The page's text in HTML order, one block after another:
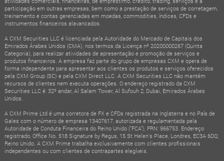
participação em outras empresas, bem como a prestação de serviços de corretagem,
treinamento e contas gerenciadas em moedas, commodities, índices, CFDs e
instrumentos financeiros alavancados.
A CXM Securities LLC é licenciada pela Autoridade do Mercado de Capitais dos
Emirados Árabes Unidos (CMA), nos termos da Licença nº 20200000267 (Quinta
Categoria), para realizar atividades de apresentação e promoção de serviços e
produtos financeiros. A empresa faz parte do grupo de empresas CXM e opera de
forma independente para apresentar aos clientes os produtos e serviços oferecidos
pela CXM Group (SC) e pela CXM Direct LLC. A CXM Securities LLC não mantém
recursos de clientes nem executa operações. O endereço registrado da CXM
Securities LLC é: 32º andar, Al Salam Tower, Al Sufouh 2, Dubai, Emirados Árabes
Unidos.
A CXM Prime Ltd é uma corretora de FX e CFDs registrada na Inglaterra e no País de
Gales com o número de empresa 13407617, autorizada e regulamentada pela
Autoridade de Conduta Financeira do Reino Unido (“FCA”), FRN: 966753. Endereço
registrado, Office No. 518 Signature by Regus, 15 St Helen's Place, Londres, EC3A 6DQ,
Reino Unido. A CXM Prime trabalha exclusivamente com clientes profissionais
independentes ou com clientes de contrapartes elegíveis.